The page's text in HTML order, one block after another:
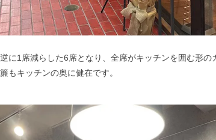
に1席減らした6席となり、全席がキッチンを囲む形
もキッチンの奥に健在です。